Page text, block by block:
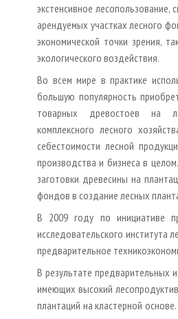
экстенсивное лесопользование,
арендуемых участках лесного
экономической точки зрения,
экологического воздействия.
Во всем мире в практике
большую популярность
товарных древостоев на
комплексного лесного
себестоимости лесной
производства и бизнеса в
заготовки древесины на
фондов в создание лесных
В 2009 году по инициативе
исследовательского института
предварительное
В результате предварительных
имеющих высокий
плантаций на кластерной